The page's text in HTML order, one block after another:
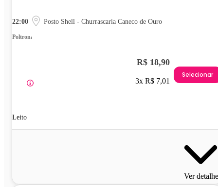
22:00 Posto Shell - Churrascaria Caneco de Ouro
Poltrona
Leito
R$ 18,90
3x R$ 7,01
Selecionar
Ver